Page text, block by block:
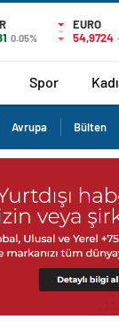
0.05%
EURO
54,9724
Spor
Avrupa Bülten